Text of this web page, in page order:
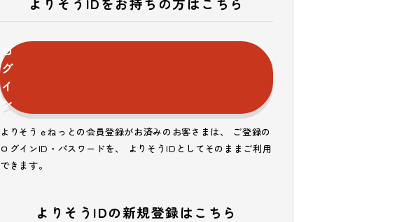
よりそうIDをお持ちの方はこちら
ロ
グ
イ
ン
よりそうｅねっとの会員登録がお済みのお客さまは、 ご登録の
ログインID・パスワードを、 よりそうIDとしてそのままご利用
できます。
よりそうIDの新規登録はこちら